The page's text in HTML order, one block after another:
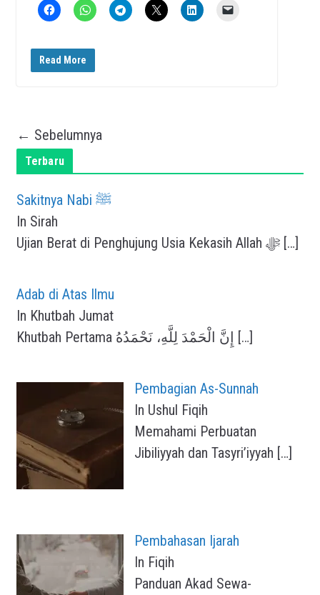
Read More
← Sebelumnya
Terbaru
Sakitnya Nabi ﷺ
In Sirah
Ujian Berat di Penghujung Usia Kekasih Allah ﷻ […]
Adab di Atas Ilmu
In Khutbah Jumat
[…]
Pembagian As-Sunnah
In Ushul Fiqih
Memahami Perbuatan
Jibiliyyah dan Tasyri’iyyah […]
Pembahasan Ijarah
In Fiqih
Panduan Akad Sewa-